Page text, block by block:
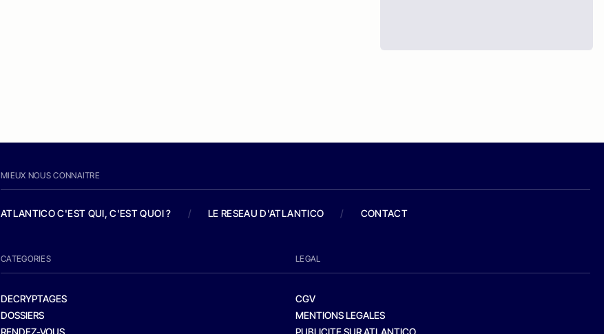
MIEUX NOUS CONNAITRE
ATLANTICO C'EST QUI, C'EST QUOI ? / LE RESEAU D'ATLANTICO / CONTACT
CATEGORIES
DECRYPTAGES
DOSSIERS
RENDEZ-VOUS
LEGAL
CGV
MENTIONS LEGALES
PUBLICITE SUR ATLANTICO